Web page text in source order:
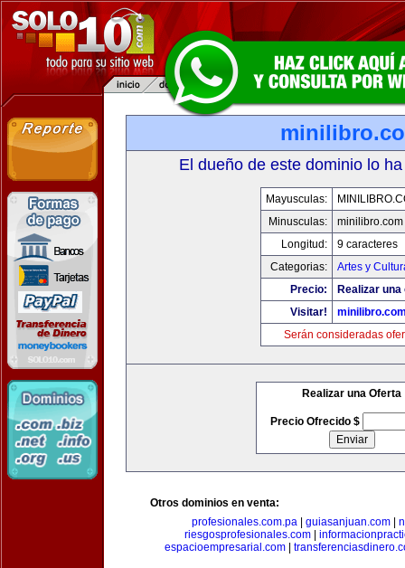
El dueño de este dominio lo
Mayusculas:
Minusculas:
minilibro.com
Longitud:
9 caracteres
Categorias:
Artes y
Precio:
Realizar
Visitar!
Serán consideradas
Realizar una Oferta
Precio Ofrecido $
Otros dominios en venta:
profesionales.com.pa
guiasanjuan.com
riesgosprofesionales.com
espacioempresarial.com